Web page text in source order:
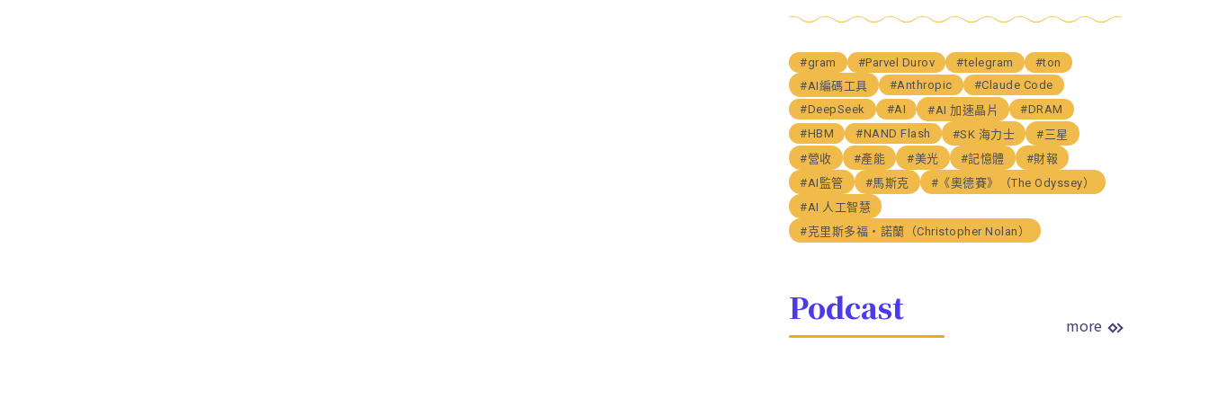
#gram #Parvel Durov #telegram
#ton
#AI編碼工具
#Anthropic
#Claude Code
#DeepSeek
#AI #AI 加速晶片
#DRAM
#HBM
#NAND Flash #SK 海力士
#三星
#營收
#產能 #美光 #記憶體
#財報
#AI監管
#馬斯克
#《奧德賽》（The Odyssey）
#AI 人工智慧
#克里斯多福・諾蘭（Christopher Nolan）
Podcast more